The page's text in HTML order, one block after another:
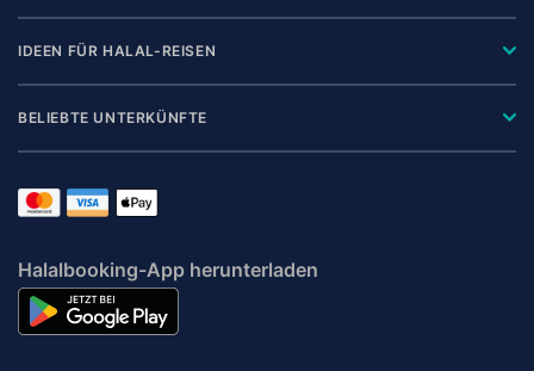
IDEEN FÜR HALAL-REISEN
BELIEBTE UNTERKÜNFTE
Halalbooking-App herunterladen